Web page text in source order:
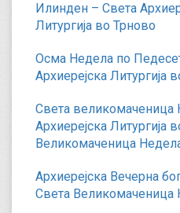
Илинден – Света
Литургија во Трново
Осма Недела по
Архиерејска Литургија
Света великомаченица
Архиерејска Литургија
Великомаченица
Архиерејска Вечерна
Света Великомаченица